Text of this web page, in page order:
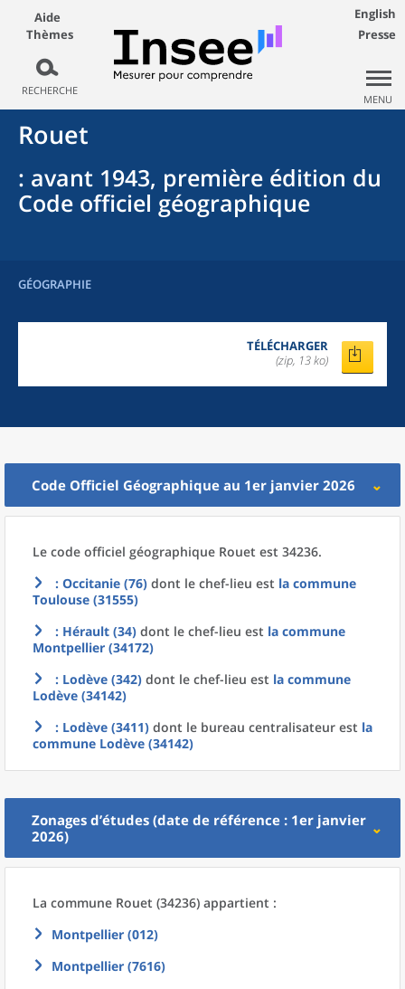
Aide
Thèmes
RECHERCHE
English
Presse
MENU
Rouet
: avant 1943, première édition du
Code officiel géographique
GÉOGRAPHIE
TÉLÉCHARGER
(zip, 13 ko)
Code Officiel Géographique au 1er janvier 2026
Le code officiel géographique Rouet est 34236.
: Occitanie (76) dont le chef-lieu est la commune
Toulouse (31555)
: Hérault (34) dont le chef-lieu est la commune
Montpellier (34172)
: Lodève (342) dont le chef-lieu est la commune
Lodève (34142)
: Lodève (3411) dont le bureau centralisateur est la
commune Lodève (34142)
Zonages d’études (date de référence : 1er janvier
2026)
La commune Rouet (34236) appartient :
Montpellier (012)
Montpellier (7616)